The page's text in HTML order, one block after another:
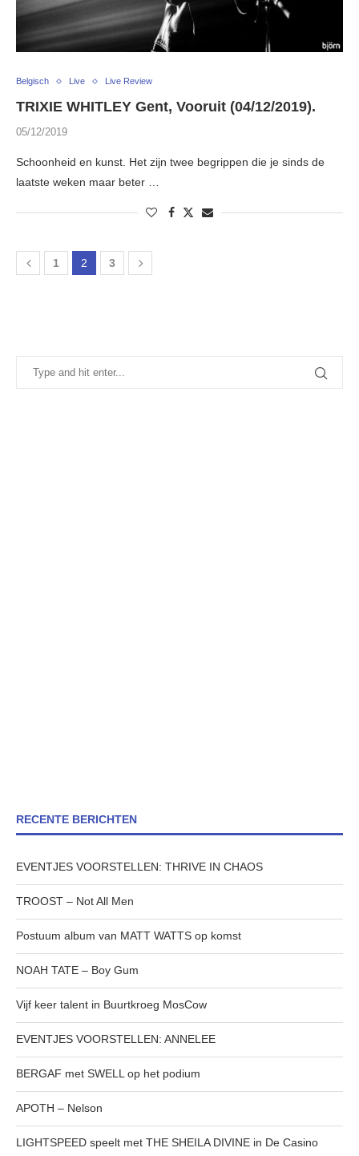
Belgisch Live Live Review
TRIXIE WHITLEY Gent, Vooruit (04/12/2019).
05/12/2019
Schoonheid en kunst. Het zijn twee begrippen die je sinds de
laatste weken maar beter …
1 2 3
RECENTE BERICHTEN
EVENTJES VOORSTELLEN: THRIVE IN CHAOS
TROOST – Not All Men
Postuum album van MATT WATTS op komst
NOAH TATE – Boy Gum
Vijf keer talent in Buurtkroeg MosCow
EVENTJES VOORSTELLEN: ANNELEE
BERGAF met SWELL op het podium
APOTH – Nelson
LIGHTSPEED speelt met THE SHEILA DIVINE in De Casino